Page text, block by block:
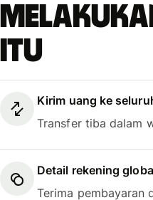
itu
Kirim uang ke
Transfer tiba dalam
Detail rekening
Terima pembayaran